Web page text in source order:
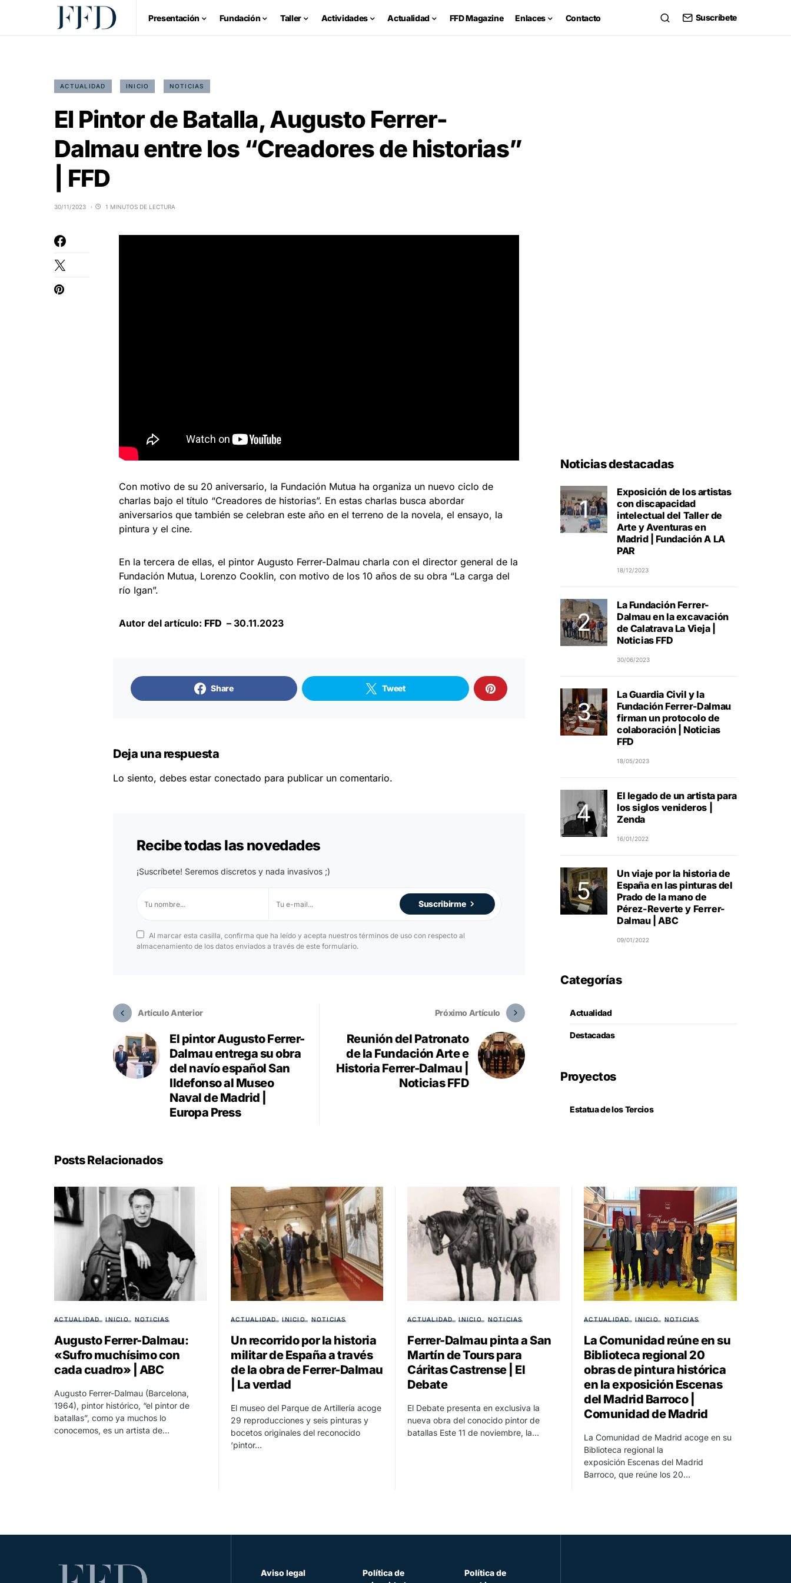
Presentación Fundación Taller Actividades Actualidad FFD Magazine Enlaces Contacto Suscríbete
ACTUALIDAD INICIO NOTICIAS
El Pintor de Batalla, Augusto Ferrer-
Dalmau entre los “Creadores de historias”
| FFD
30/11/2023 1 MINUTOS DE LECTURA
Con motivo de su 20 aniversario, la Fundación Mutua ha organiza un nuevo ciclo de
charlas bajo el título “Creadores de historias”. En estas charlas busca abordar
aniversarios que también se celebran este año en el terreno de la novela, el ensayo, la
pintura y el cine.
En la tercera de ellas, el pintor Augusto Ferrer-Dalmau charla con el director general de la
Fundación Mutua, Lorenzo Cooklin, con motivo de los 10 años de su obra “La carga del
río Igan”.
Autor del artículo: FFD – 30.11.2023
Share Tweet
Deja una respuesta
Lo siento, debes estar conectado para publicar un comentario.
Recibe todas las novedades
¡Suscríbete! Seremos discretos y nada invasivos ;)
Suscribirme
Al marcar esta casilla, confirma que ha leído y acepta nuestros términos de uso con respecto al
almacenamiento de los datos enviados a través de este formulario.
Artículo Anterior
El pintor Augusto Ferrer-
Dalmau entrega su obra
del navío español San
Ildefonso al Museo
Naval de Madrid |
Europa Press
Próximo Artículo
Reunión del Patronato
de la Fundación Arte e
Historia Ferrer-Dalmau |
Noticias FFD
Noticias destacadas
Exposición de los artistas
con discapacidad
intelectual del Taller de
Arte y Aventuras en
Madrid | Fundación A LA
PAR
18/12/2023
La Fundación Ferrer-
Dalmau en la excavación
de Calatrava La Vieja |
Noticias FFD
30/06/2023
La Guardia Civil y la
Fundación Ferrer-Dalmau
firman un protocolo de
colaboración | Noticias
FFD
18/05/2023
El legado de un artista para
los siglos venideros |
Zenda
16/01/2022
Un viaje por la historia de
España en las pinturas del
Prado de la mano de
Pérez-Reverte y Ferrer-
Dalmau | ABC
09/01/2022
Categorías
Actualidad
Destacadas
Proyectos
Estatua de los Tercios
Posts Relacionados
ACTUALIDAD INICIO NOTICIAS
Augusto Ferrer-Dalmau:
«Sufro muchísimo con
cada cuadro» | ABC
Augusto Ferrer-Dalmau (Barcelona,
1964), pintor histórico, “el pintor de
batallas”, como ya muchos lo
conocemos, es un artista de…
ACTUALIDAD INICIO NOTICIAS
Un recorrido por la historia
militar de España a través
de la obra de Ferrer-Dalmau
| La verdad
El museo del Parque de Artillería acoge
29 reproducciones y seis pinturas y
bocetos originales del reconocido
‘pintor…
ACTUALIDAD INICIO NOTICIAS
Ferrer-Dalmau pinta a San
Martín de Tours para
Cáritas Castrense | El
Debate
El Debate presenta en exclusiva la
nueva obra del conocido pintor de
batallas Este 11 de noviembre, la…
ACTUALIDAD INICIO NOTICIAS
La Comunidad reúne en su
Biblioteca regional 20
obras de pintura histórica
en la exposición Escenas
del Madrid Barroco |
Comunidad de Madrid
La Comunidad de Madrid acoge en su
Biblioteca regional la
exposición Escenas del Madrid
Barroco, que reúne los 20…
Aviso legal
Política de
Política de